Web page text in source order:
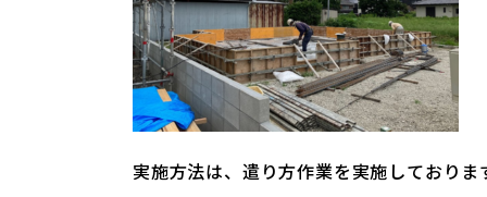
実施方法は、 遣り方作業を実施しておりま